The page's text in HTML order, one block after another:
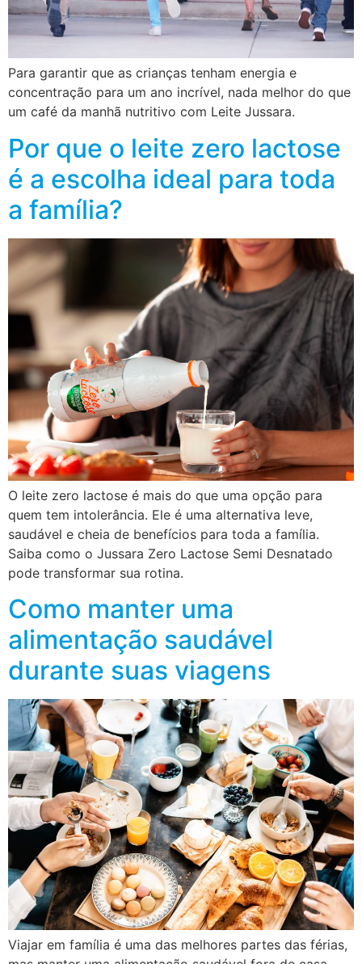
Para garantir que as crianças tenham energia e
concentração para um ano incrível, nada melhor do que
um café da manhã nutritivo com Leite Jussara.
Por que o leite zero lactose
é a escolha ideal para toda
a família?
O leite zero lactose é mais do que uma opção para
quem tem intolerância. Ele é uma alternativa leve,
saudável e cheia de benefícios para toda a família.
Saiba como o Jussara Zero Lactose Semi Desnatado
pode transformar sua rotina.
Como manter uma
alimentação saudável
durante suas viagens
Viajar em família é uma das melhores partes das férias,